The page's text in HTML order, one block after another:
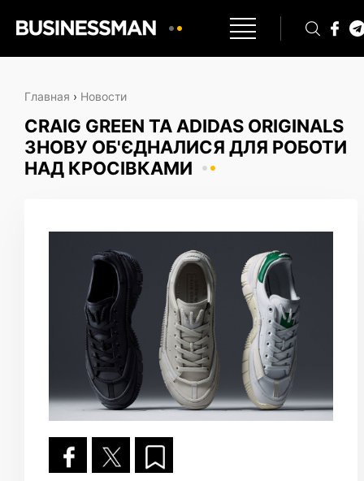
Главная › Новости
CRAIG GREEN ТА ADIDAS ORIGINALS
ЗНОВУ ОБ'ЄДНАЛИСЯ ДЛЯ РОБОТИ
НАД КРОСІВКАМИ